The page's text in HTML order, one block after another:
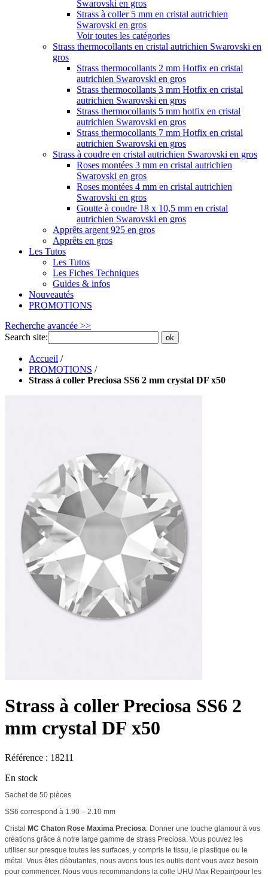
Swarovski en gros
Strass à coller 5 mm en cristal autrichien
Swarovski en gros
Voir toutes les catégories
Strass thermocollants en cristal autrichien Swarovski en
gros
Strass thermocollants 2 mm Hotfix en cristal
autrichien Swarovski en gros
Strass thermocollants 3 mm Hotfix en cristal
autrichien Swarovski en gros
Strass thermocollants 5 mm hotfix en cristal
autrichien Swarovski en gros
Strass thermocollants 7 mm Hotfix en cristal
autrichien Swarovski en gros
Strass à coudre en cristal autrichien Swarovski en gros
Roses montées 3 mm en cristal autrichien
Swarovski en gros
Roses montées 4 mm en cristal autrichien
Swarovski en gros
Goutte à coudre 18 x 10,5 mm en cristal
autrichien Swarovski en gros
Apprêts argent 925 en gros
Apprêts en gros
Les Tutos
Les Tutos
Les Fiches Techniques
Guides & infos
Nouveautés
PROMOTIONS
Recherche avancée >>
Search site:
ok
Accueil /
PROMOTIONS /
Strass à coller Preciosa SS6 2 mm crystal DF x50
Strass à coller Preciosa SS6 2
mm crystal DF x50
Référence : 18211
En stock
Sachet de 50 pièces
SS6 correspond à 1.90 – 2.10 mm
Cristal MC Chaton Rose Maxima Preciosa. Donner une touche glamour à vos
créations grâce à notre large gamme de strass Preciosa. Vous pouvez les
utiliser sur presque toutes les surfaces, y compris le tissu, le plastique ou le
métal. Vous êtes débutantes, nous avons tous les outils dont vous avez besoin
pour commencer. Nous vous recommandons la colle UHU Max Repair(pour les